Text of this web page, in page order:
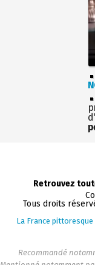
Retrouvez
Tous droits
La France pittoresque
Recommandé